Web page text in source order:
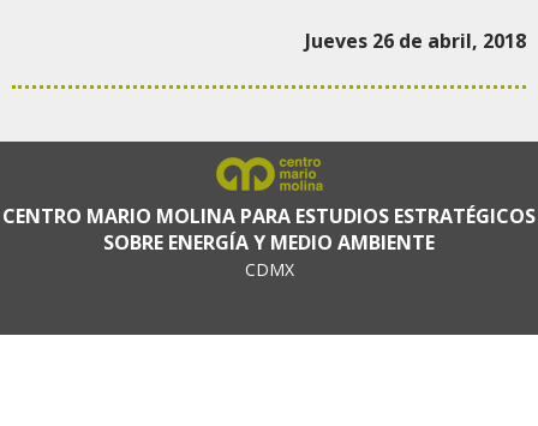
Jueves 26 de abril, 2018
CENTRO MARIO MOLINA PARA ESTUDIOS ESTRATÉGICOS
SOBRE ENERGÍA Y MEDIO AMBIENTE
CDMX